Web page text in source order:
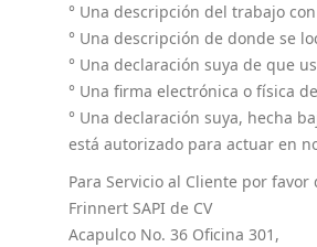
° Una descripción del trabajo
° Una descripción de donde se
° Una declaración suya de que
° Una firma electrónica o física
° Una declaración suya, hecha
está autorizado para actuar en
Para Servicio al Cliente por favor
Frinnert SAPI de CV
Acapulco No. 36 Oficina 301,